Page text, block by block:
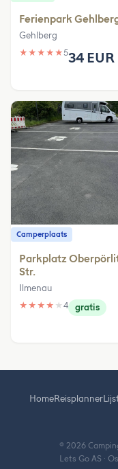
Ferienpark
Gehlberg
★ ★ ★ ★ ★534 EUR
Camperplaats
Parkplatz
Str.
Ilmenau
★ ★ ★ ★ ★ 4 gratis
HomeReisplanner
© 2026
Lets Go AS ·